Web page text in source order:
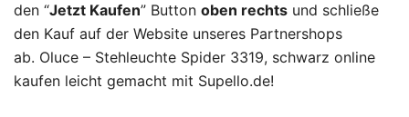
den “Jetzt Kaufen” Button oben rechts und schließe
den Kauf auf der Website unseres Partnershops
ab. Oluce – Stehleuchte Spider 3319, schwarz online
kaufen leicht gemacht mit Supello.de!